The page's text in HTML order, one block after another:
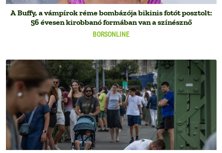
BORSONLINE
A Buffy, a vámpírok réme bombázója bikinis fotót posztolt:
56 évesen kirobbanó formában van a színésznő